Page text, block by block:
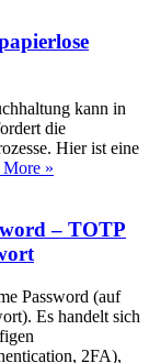
kann in
die
Hier ist eine
More »
– TOTP
Password (auf
Es handelt sich
2FA),